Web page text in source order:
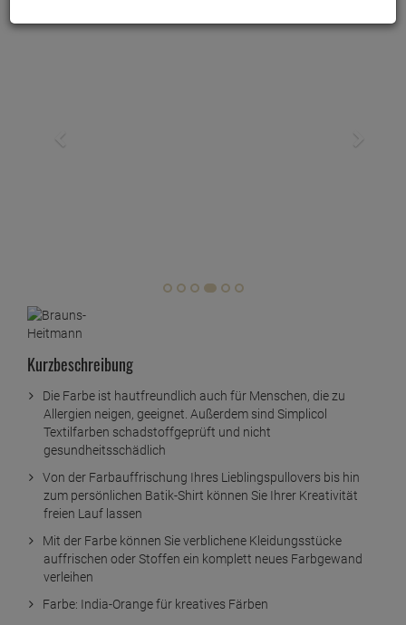
Kurzbeschreibung
Die Farbe ist hautfreundlich auch für Menschen, die zu
Allergien neigen, geeignet. Außerdem sind Simplicol
Textilfarben schadstoffgeprüft und nicht
gesundheitsschädlich
Von der Farbauffrischung Ihres Lieblingspullovers bis hin
zum persönlichen Batik-Shirt können Sie Ihrer Kreativität
freien Lauf lassen
Mit der Farbe können Sie verblichene Kleidungsstücke
auffrischen oder Stoffen ein komplett neues Farbgewand
verleihen
Farbe: India-Orange für kreatives Färben